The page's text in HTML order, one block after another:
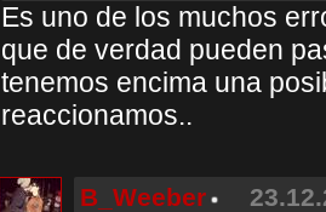
Es uno de los muchos
que de verdad pueden
tenemos encima una
reaccionamos..
B_Weeber